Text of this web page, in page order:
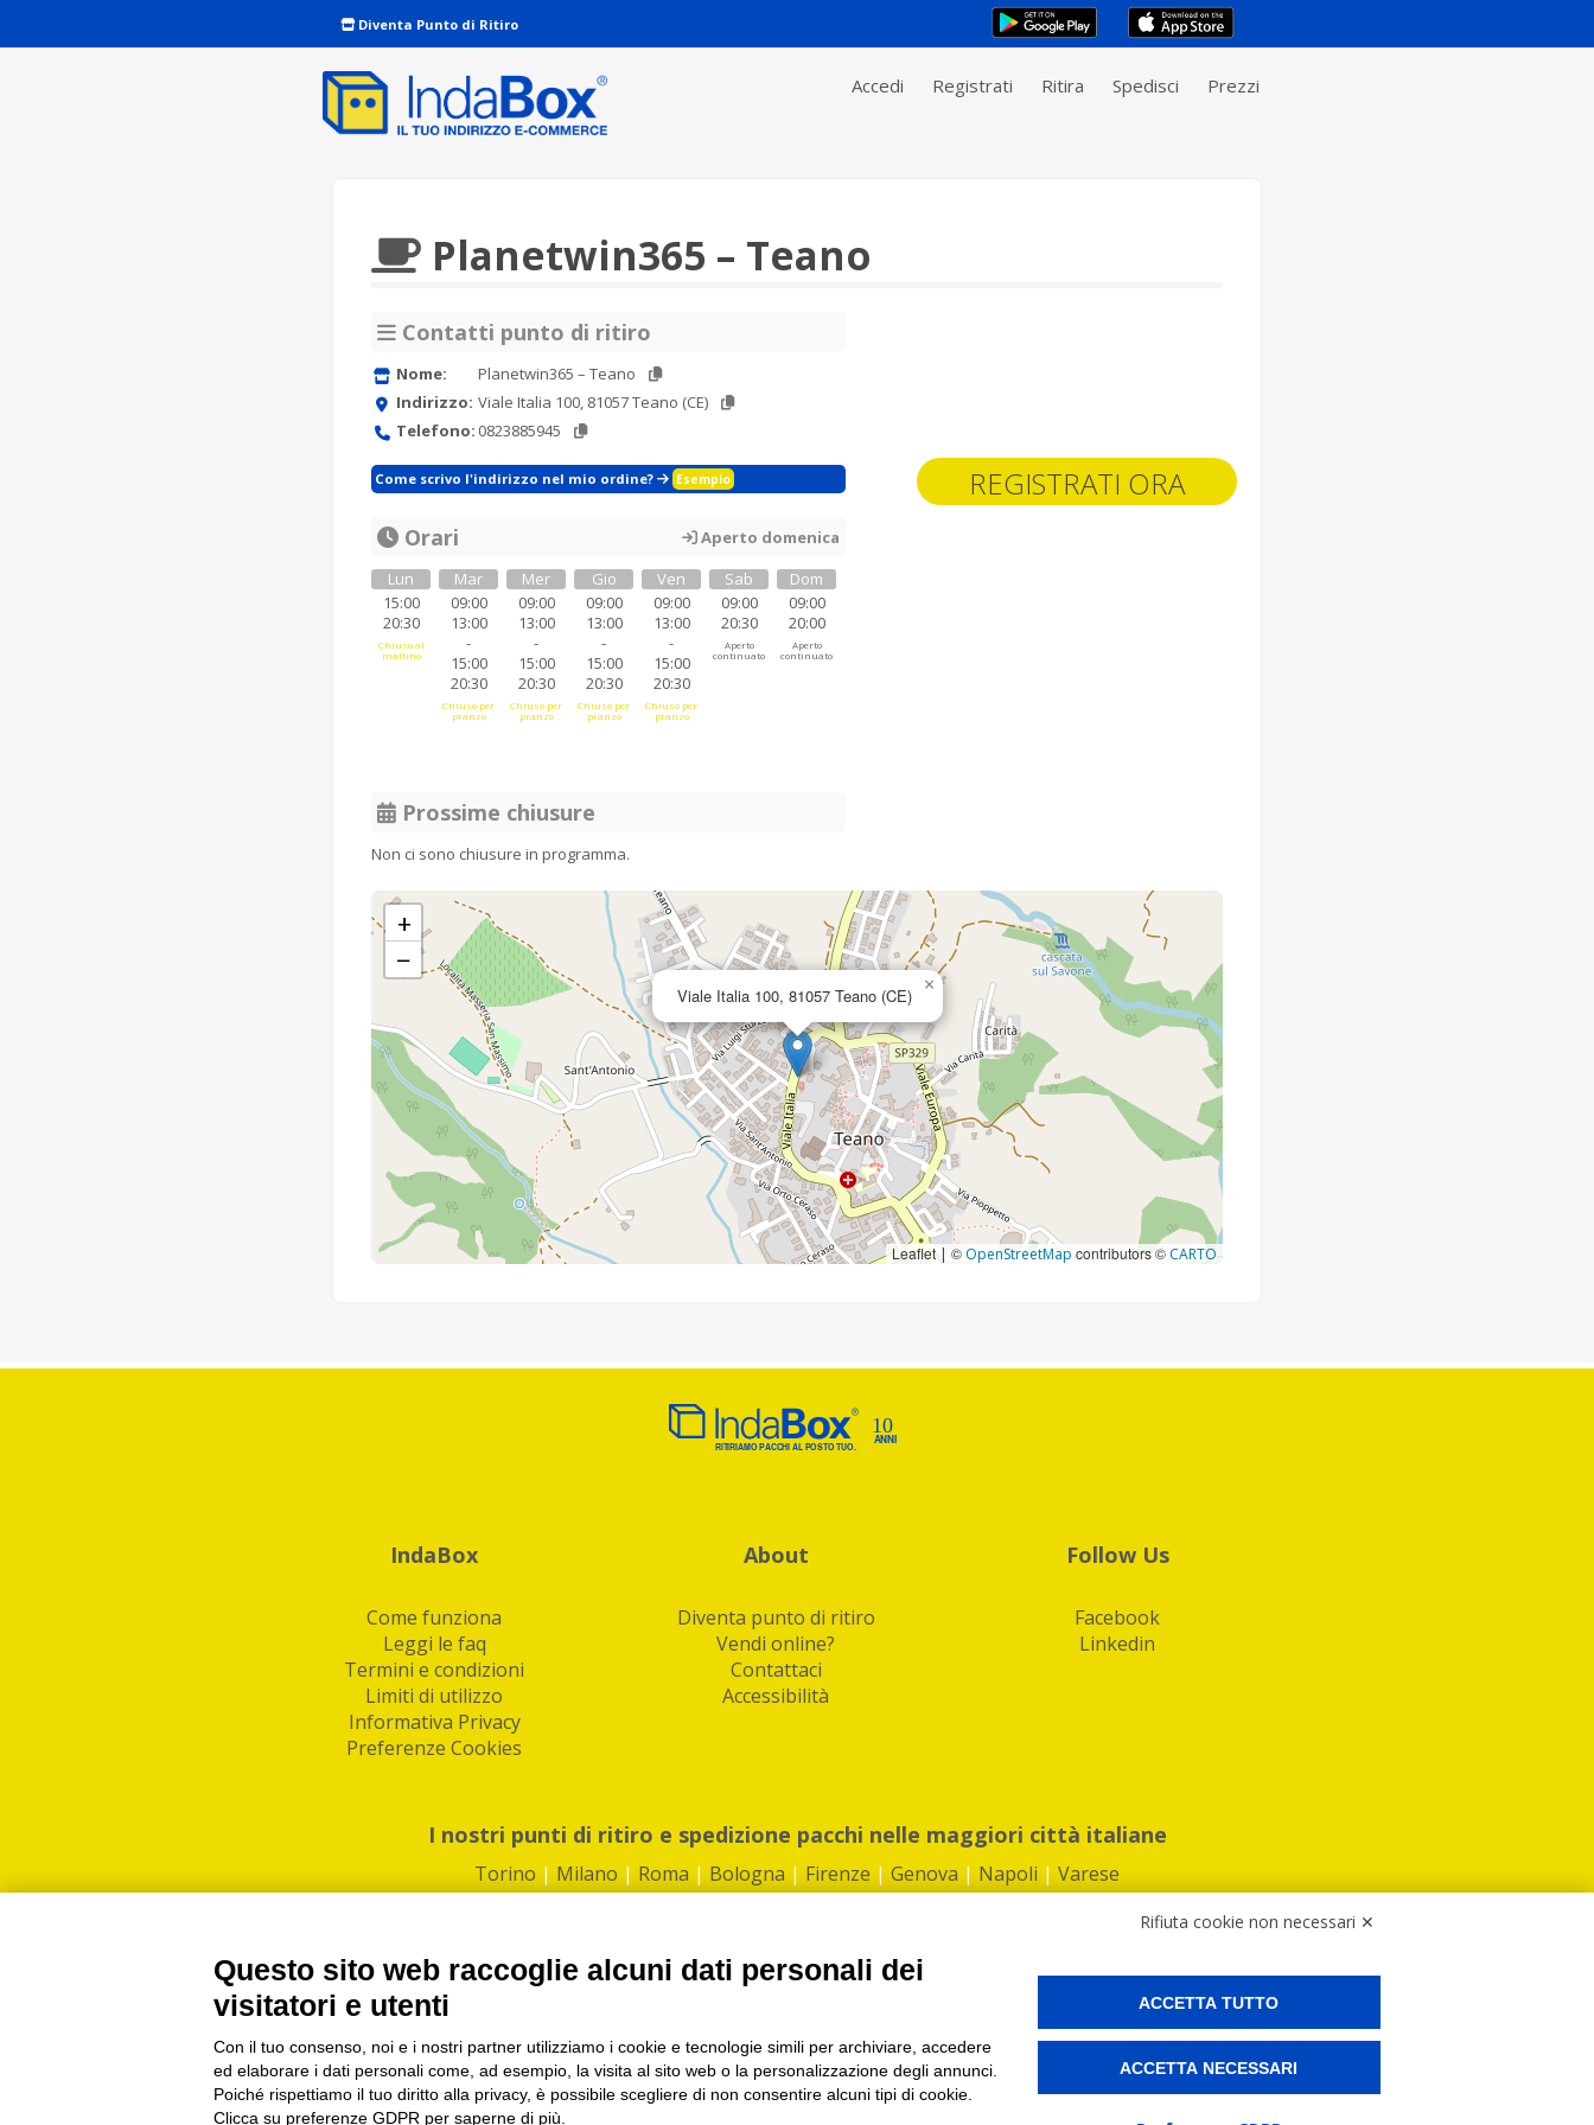
Diventa Punto di Ritiro
Accedi Registrati Ritira Spedisci Prezzi
REGISTRATI ORA
Planetwin365 – Teano
Contatti punto di ritiro
Nome:
Planetwin365 – Teano
Indirizzo: Viale Italia 100, 81057 Teano (CE)
Telefono: 0823885945
Come scrivo l'indirizzo nel mio ordine? Esempio
Orari
Aperto domenica
Lun
15:00
20:30
Chiuso al
mattino
Mar
09:00
13:00
-
15:00
20:30
Chiuso per
pranzo
Mer
09:00
13:00
-
15:00
20:30
Chiuso per
pranzo
Gio
09:00
13:00
-
15:00
20:30
Chiuso per
pranzo
Ven
09:00
13:00
-
15:00
20:30
Chiuso per
pranzo
Sab
09:00
20:30
Aperto
continuato
Dom
09:00
20:00
Aperto
continuato
Prossime chiusure
Non ci sono chiusure in programma.
Viale Italia 100, 81057 Teano (CE) ×
+
−
Leaflet| © OpenStreetMap contributors © CARTO
IndaBox
Come funziona
Leggi le faq
Termini e condizioni
Limiti di utilizzo
Informativa Privacy
Preferenze Cookies
About
Diventa punto di ritiro
Vendi online?
Contattaci
Accessibilità
Follow Us
Facebook
Linkedin
I nostri punti di ritiro e spedizione pacchi nelle maggiori città italiane
Torino | Milano | Roma | Bologna | Firenze | Genova | Napoli | Varese
PI/CF/N°Iscr.: 10821360012 | REA: RM 1494760 | Cap.Soc.: 50.000€ |Whistleblowing|Privacy|Preferenze Cookies
IndaBox | Oltre 11.500 punti di ritiro tra Bar, Tabaccai, Edicole e Kipoint per ritirare i tuoi acquisti online e spedire i tuoi pacchi.
Rifiuta cookie non necessari ✕
Questo sito web raccoglie alcuni dati personali dei
visitatori e utenti
Con il tuo consenso, noi e i nostri partner utilizziamo i cookie e tecnologie simili per archiviare, accedere
ed elaborare i dati personali come, ad esempio, la visita al sito web o la personalizzazione degli annunci.
Poiché rispettiamo il tuo diritto alla privacy, è possibile scegliere di non consentire alcuni tipi di cookie.
Clicca su preferenze GDPR per saperne di più.
ACCETTA TUTTO
ACCETTA NECESSARI